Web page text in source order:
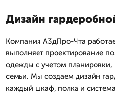
Дизайн
Компания А3дПро-Чта
выполняет проектирование
одежды с учетом планировки,
семьи. Мы создаем дизайн
каждый шкаф, полка и